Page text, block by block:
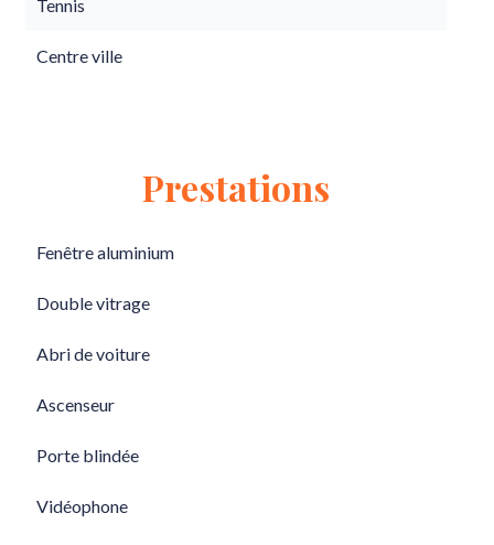
Tennis
Centre ville
Prestations
Fenêtre aluminium
Double vitrage
Abri de voiture
Ascenseur
Porte blindée
Vidéophone